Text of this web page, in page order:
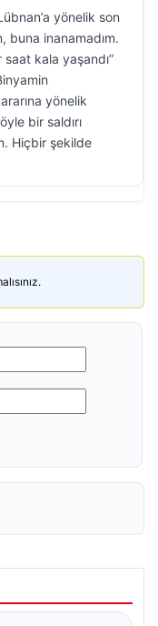
yönelik son
buna inanamadım.
saat kala yaşandı”
yönelik
bir saldırı
Hiçbir şekilde